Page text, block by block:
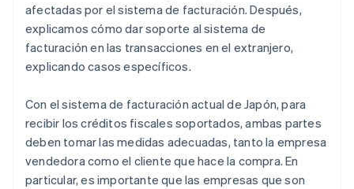
afectadas por el sistema de facturación. Después,
explicamos cómo dar soporte al sistema de
facturación en las transacciones en el extranjero,
explicando casos específicos.
Con el sistema de facturación actual de Japón, para
recibir los créditos fiscales soportados, ambas partes
deben tomar las medidas adecuadas, tanto la empresa
vendedora como el cliente que hace la compra. En
particular, es importante que las empresas que son